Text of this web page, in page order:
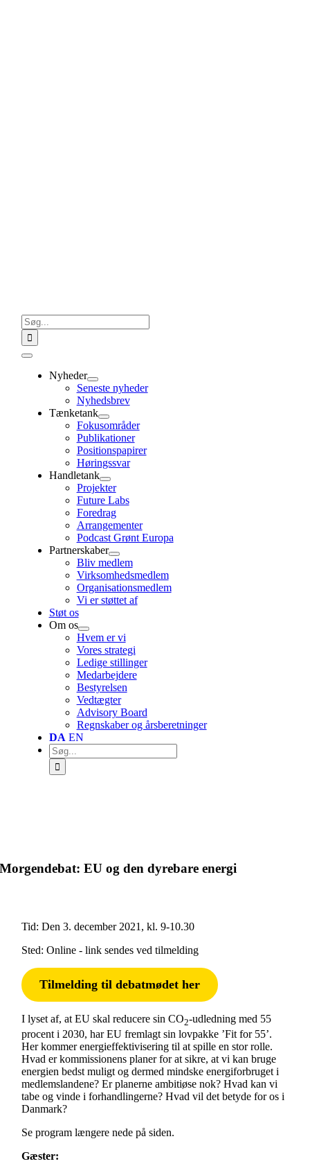
Søg
efter:
Toggle
NavigationNyheder
Seneste nyheder
Nyhedsbrev
Tænketank
Fokusområder
Publikationer
Positionspapirer
Høringssvar
Handletank
Projekter
Future Labs
Foredrag
Arrangementer
Podcast Grønt Europa
Partnerskaber
Bliv medlem
Virksomhedsmedlem
Organisationsmedlem
Vi er støttet af
Støt os
Om os
Hvem er vi
Vores strategi
Ledige stillinger
Medarbejdere
Bestyrelsen
Vedtægter
Advisory Board
Regnskaber og årsberetninger
DA EN
Søg
efter:
Morgendebat: EU og den dyrebare energi
Tid: Den 3. december 2021, kl. 9-10.30
Sted: Online - link sendes ved tilmelding
Tilmelding til debatmødet her
I lyset af, at EU skal reducere sin CO2-udledning med 55
procent i 2030, har EU fremlagt sin lovpakke ’Fit for 55’.
Her kommer energieffektivisering til at spille en stor rolle.
Hvad er kommissionens planer for at sikre, at vi kan bruge
energien bedst muligt og dermed mindske energiforbruget i
medlemslandene? Er planerne ambitiøse nok? Hvad kan vi
tabe og vinde i forhandlingerne? Hvad vil det betyde for os i
Danmark?
Se program længere nede på siden.
Gæster: